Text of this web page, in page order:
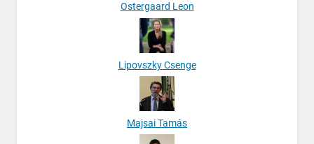
Ostergaard Leon
Lipovszky Csenge
Majsai Tamás